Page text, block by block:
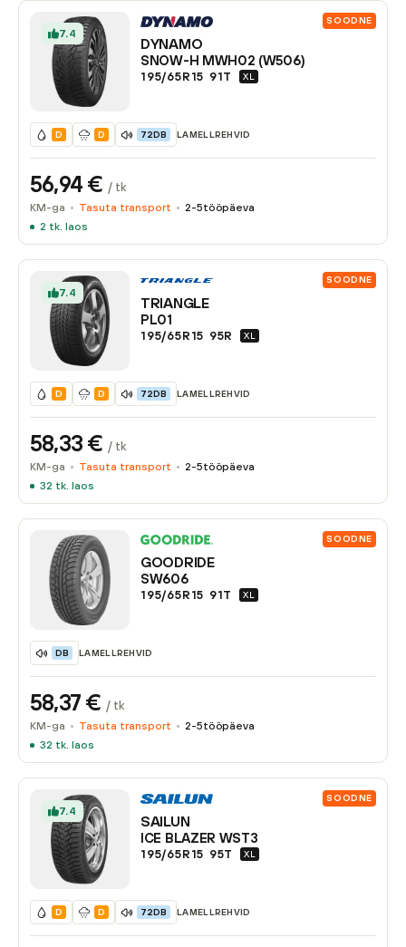
7.4
SOODNE
DYNAMO
SNOW-H MWH02 (W506)
195/65R15 91T XL
D D 72DB LAMELLREHVID
56,94 € / tk
KM-ga Tasuta transport 2-5tööpäeva
2 tk. laos
7.4
SOODNE
TRIANGLE
PL01
195/65R15 95R XL
D D 72DB LAMELLREHVID
58,33 € / tk
KM-ga Tasuta transport 2-5tööpäeva
32 tk. laos
SOODNE
GOODRIDE
SW606
195/65R15 91T XL
DB LAMELLREHVID
58,37 € / tk
KM-ga Tasuta transport 2-5tööpäeva
32 tk. laos
7.4
SOODNE
SAILUN
ICE BLAZER WST3
195/65R15 95T XL
D D 72DB LAMELLREHVID